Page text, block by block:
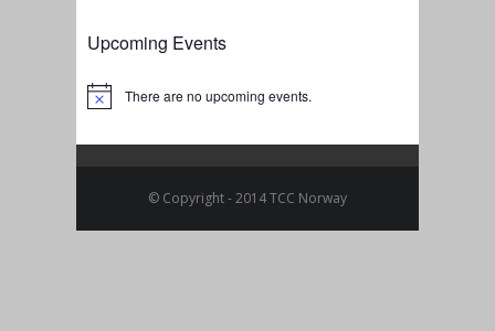
Upcoming Events
Notice There are no upcoming events.
© Copyright - 2014 TCC Norway